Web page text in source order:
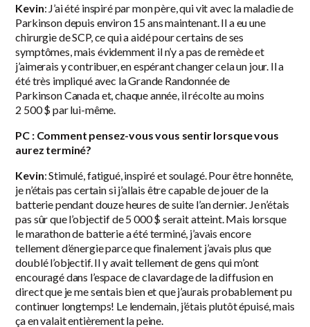
Kevin: J’ai été inspiré par mon père, qui vit avec la maladie de
Parkinson depuis environ 15 ans maintenant. Il a eu une
chirurgie de SCP, ce qui a aidé pour certains de ses
symptômes, mais évidemment il n’y a pas de remède et
j’aimerais y contribuer, en espérant changer cela un jour. Il a
été très impliqué avec la Grande Randonnée de
Parkinson Canada et, chaque année, il récolte au moins
2 500 $ par lui-même.
PC : Comment pensez-vous vous sentir lorsque vous
aurez terminé?
Kevin: Stimulé, fatigué, inspiré et soulagé. Pour être honnête,
je n’étais pas certain si j’allais être capable de jouer de la
batterie pendant douze heures de suite l’an dernier. Je n’étais
pas sûr que l’objectif de 5 000 $ serait atteint. Mais lorsque
le marathon de batterie a été terminé, j’avais encore
tellement d’énergie parce que finalement j’avais plus que
doublé l’objectif. Il y avait tellement de gens qui m’ont
encouragé dans l’espace de clavardage de la diffusion en
direct que je me sentais bien et que j’aurais probablement pu
continuer longtemps! Le lendemain, j’étais plutôt épuisé, mais
ça en valait entièrement la peine.